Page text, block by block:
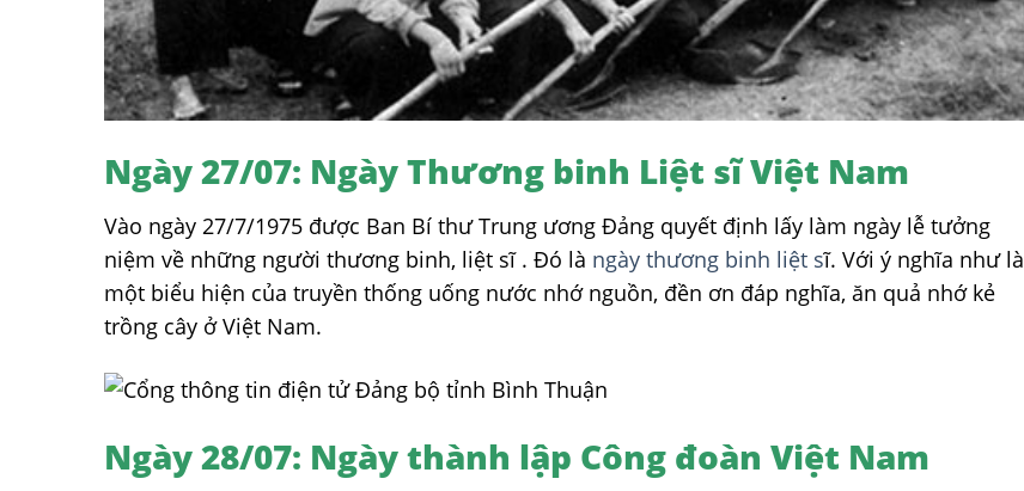
Ngày 27/07: Ngày Thương binh Liệt sĩ Việt Nam
Vào ngày 27/7/1975 được Ban Bí thư Trung ương Đảng quyết định lấy làm ngày lễ tưởng
niệm về những người thương binh, liệt sĩ . Đó là ngày thương binh liệt sĩ. Với ý nghĩa như là
một biểu hiện của truyền thống uống nước nhớ nguồn, đền ơn đáp nghĩa, ăn quả nhớ kẻ
trồng cây ở Việt Nam.
Ngày 28/07: Ngày thành lập Công đoàn Việt Nam